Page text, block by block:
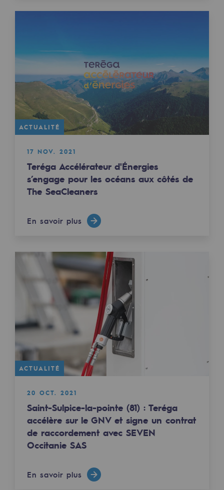
Le programme social et territorial de
Territorial
Engagements auprès des territoires
Social
Social
Notre investissement dans les
Mixité et égalité Femme-Homme
QVCT
Sécurité
PARI 2035, le programme de sécurité
Sécurité et cybersécurité
Santé et sécurité au travail
Sécurité industrielle
Gouvernance responsable
Gouvernance responsable
CADRE, le programme gouvernance
Organisation
Éthique et conformité
Achats responsables
Fonds de dotation
ACTUALITÉ
17 NOV. 2021
Teréga Accélérateur d'Énergies
s’engage pour les océans aux côtés de
The SeaCleaners
En savoir plus
ACTUALITÉ
20 OCT. 2021
Saint-Sulpice-la-pointe (81) : Teréga
accélère sur le GNV et signe un contrat
de raccordement avec SEVEN
Occitanie SAS
En savoir plus